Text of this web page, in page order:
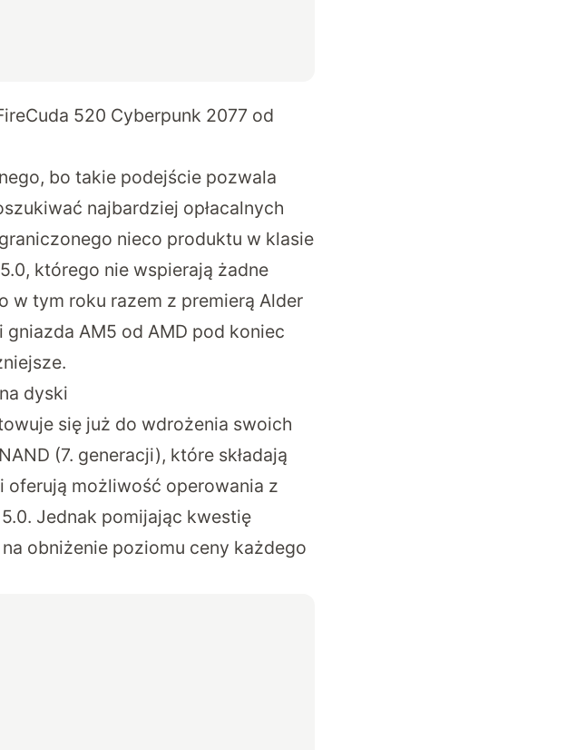
520 Cyberpunk 2077 od
bo takie podejście pozwala
najbardziej opłacalnych
nieco produktu w klasie
którego nie wspierają żadne
w tym roku razem z premierą Alder
AM5 od AMD pod koniec
dyski
się już do wdrożenia swoich
(7. generacji), które składają
oferują możliwość operowania z
Jednak pomijając kwestię
obniżenie poziomu ceny każdego